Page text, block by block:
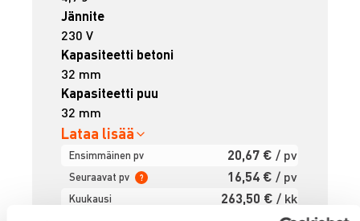
Jännite
230 V
Kapasiteetti betoni
32 mm
Kapasiteetti puu
32 mm
Lataa lisää
Ensimmäinen pv 20,67 € / pv
Seuraavat pv ? 16,54 € / pv
Kuukausi 263,50 € / kk